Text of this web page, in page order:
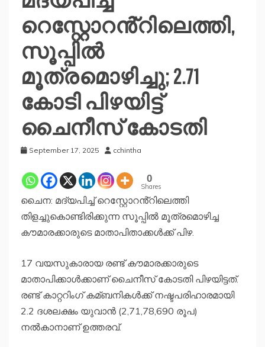
റെസ്റ്റോറൻ്റിലെത്തി,
സൂപ്പില്‍
മൂത്രമൊഴിച്ചു; 2.71
കോടി പിഴയിട്ട്
ചൈനീസ് കോടതി
September 17, 2025 cchintha
0
Shares
ചൈന: മദ്യപിച്ച്‌ റെസ്റ്റോറൻ്റിലെത്തി
തിളച്ചുകൊണ്ടിരിക്കുന്ന സൂപ്പില്‍ മൂത്രമൊഴിച്ച
കൗമാരക്കാരുടെ മാതാപിതാക്കള്‍ക്ക് പിഴ.
17 വയസുകാരായ രണ്ട് കൗമാരക്കാരുടെ
മാതാപിക്കാള്‍ക്കാണ് ചൈനീസ് കോടതി പിഴയിട്ടത്.
രണ്ട് കാറ്ററിംഗ് കമ്ബനികള്‍ക്ക് നഷ്ടപരിഹാരമായി
2.2 ദശലക്ഷം യുവാൻ (2,71,78,690 രൂപ)
നല്‍കാനാണ് ഉത്തരവ്.